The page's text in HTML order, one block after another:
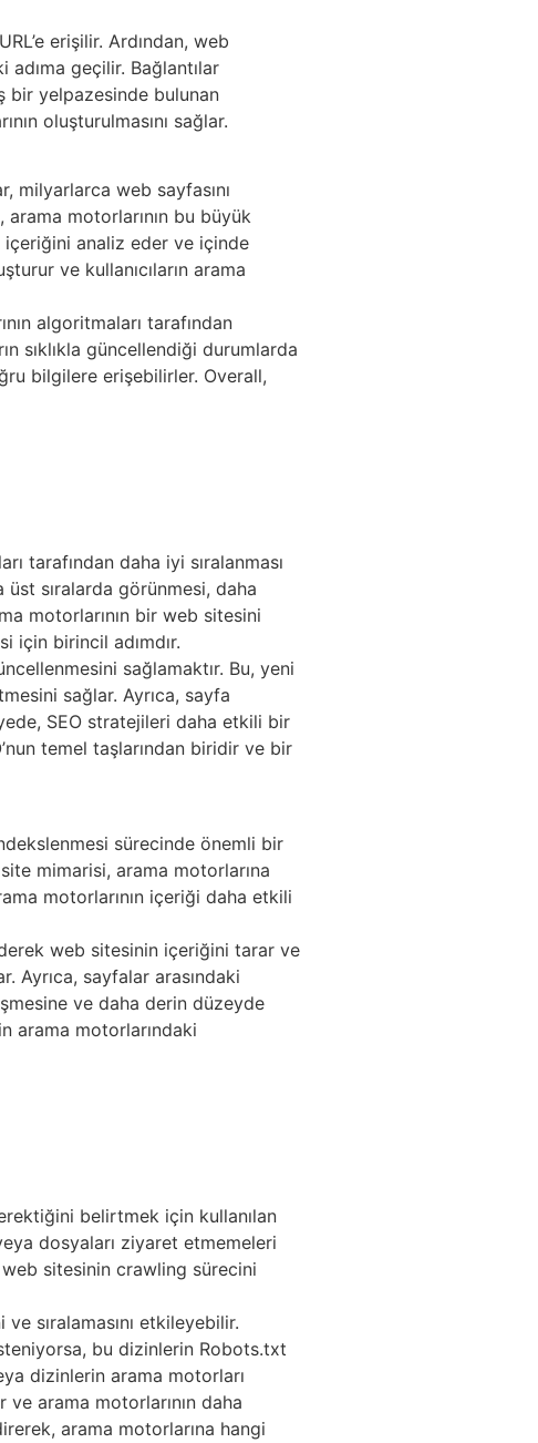
erişilir. Ardından, web
geçilir. Bağlantılar
bir yelpazesinde bulunan
oluşturulmasını sağlar.
milyarlarca web sayfasını
arama motorlarının bu büyük
içeriğini analiz eder ve içinde
ve kullanıcıların arama
algoritmaları tarafından
sıklıkla güncellendiği durumlarda
bilgilere erişebilirler. Overall,
tarafından daha iyi sıralanması
sıralarda görünmesi, daha
motorlarının bir web sitesini
için birincil adımdır.
sağlamaktır. Bu, yeni
sağlar. Ayrıca, sayfa
SEO stratejileri daha etkili bir
temel taşlarından biridir ve bir
sürecinde önemli bir
mimarisi, arama motorlarına
motorlarının içeriği daha etkili
web sitesinin içeriğini tarar ve
Ayrıca, sayfalar arasındaki
ve daha derin düzeyde
arama motorlarındaki
belirtmek için kullanılan
dosyaları ziyaret etmemeleri
sitesinin crawling sürecini
sıralamasını etkileyebilir.
bu dizinlerin Robots.txt
dizinlerin arama motorları
ve arama motorlarının daha
arama motorlarına hangi